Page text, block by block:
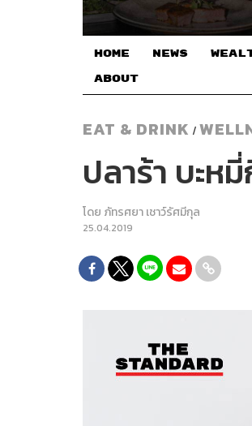
HOME NEWS
ABOUT
EAT & DRINK /
ปลาร้า บะห
โดย ภัทรศยา เชาว์รัศมีกุล
25.04.2019